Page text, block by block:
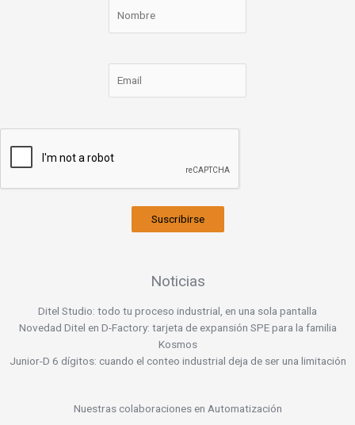
Suscribirse
Noticias
Ditel Studio: todo tu proceso industrial, en una sola pantalla
Novedad Ditel en D-Factory: tarjeta de expansión SPE para la familia
Kosmos
Junior-D 6 dígitos: cuando el conteo industrial deja de ser una limitación
Nuestras colaboraciones en Automatización